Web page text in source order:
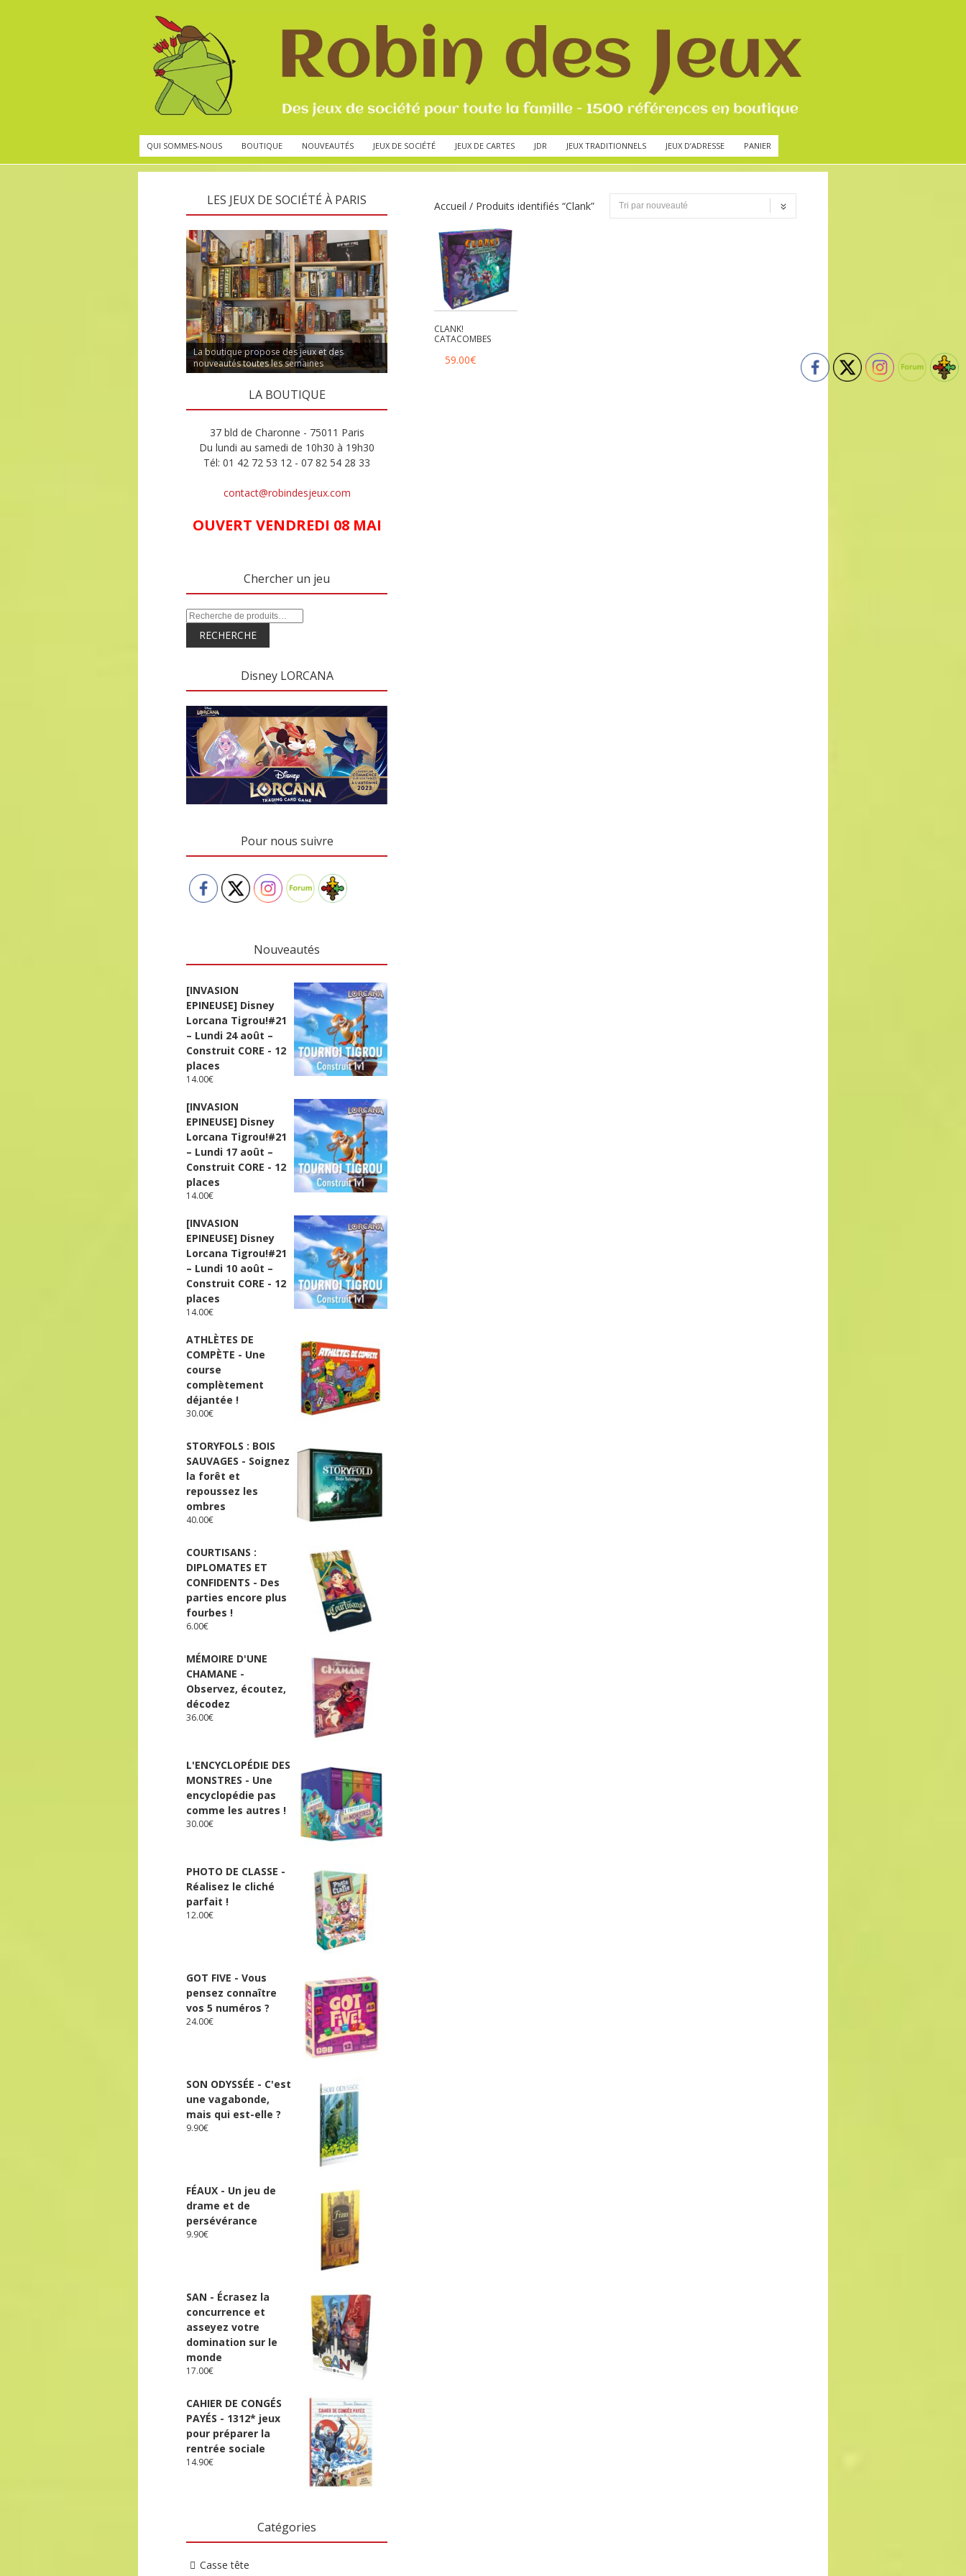
QUI SOMMES-NOUS BOUTIQUE NOUVEAUTÉS JEUX DE SOCIÉTÉ JEUX DE CARTES JDR JEUX TRADITIONNELS JEUX D’ADRESSE PANIER
Accueil / Produits identifiés “Clank”
CLANK!
CATACOMBES
59.00€
LES JEUX DE SOCIÉTÉ À PARIS
La boutique propose des jeux et des
nouveautés toutes les semaines
LA BOUTIQUE
37 bld de Charonne - 75011 Paris
Du lundi au samedi de 10h30 à 19h30
Tél: 01 42 72 53 12 - 07 82 54 28 33
contact@robindesjeux.com
OUVERT VENDREDI 08 MAI
Chercher un jeu
RECHERCHE
Disney LORCANA
Pour nous suivre
Nouveautés
[INVASION
EPINEUSE] Disney
Lorcana Tigrou!#21
– Lundi 24 août –
Construit CORE - 12
places
14.00€
[INVASION
EPINEUSE] Disney
Lorcana Tigrou!#21
– Lundi 17 août –
Construit CORE - 12
places
14.00€
[INVASION
EPINEUSE] Disney
Lorcana Tigrou!#21
– Lundi 10 août –
Construit CORE - 12
places
14.00€
ATHLÈTES DE
COMPÈTE - Une
course
complètement
déjantée !
30.00€
STORYFOLS : BOIS
SAUVAGES - Soignez
la forêt et
repoussez les
ombres
40.00€
COURTISANS :
DIPLOMATES ET
CONFIDENTS - Des
parties encore plus
fourbes !
6.00€
MÉMOIRE D'UNE
CHAMANE -
Observez, écoutez,
décodez
36.00€
L'ENCYCLOPÉDIE DES
MONSTRES - Une
encyclopédie pas
comme les autres !
30.00€
PHOTO DE CLASSE -
Réalisez le cliché
parfait !
12.00€
GOT FIVE - Vous
pensez connaître
vos 5 numéros ?
24.00€
SON ODYSSÉE - C'est
une vagabonde,
mais qui est-elle ?
9.90€
FÉAUX - Un jeu de
drame et de
persévérance
9.90€
SAN - Écrasez la
concurrence et
asseyez votre
domination sur le
monde
17.00€
CAHIER DE CONGÉS
PAYÉS - 1312* jeux
pour préparer la
rentrée sociale
14.90€
Catégories
Casse tête